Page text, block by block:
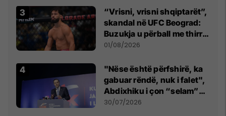
“Vrisni, vrisni shqiptarët”,
skandal në UFC Beograd:
Buzukja u përball me thirrje
anti-shqiptare nga
01/08/2026
"Nëse është përfshirë, ka
gabuar rëndë, nuk i falet",
Abdixhiku i çon “selam”
Përparim Ramës
30/07/2026